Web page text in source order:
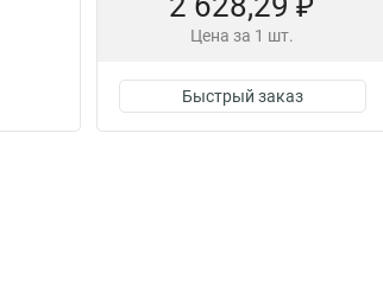
Цена за 1 шт.
Быстрый заказ